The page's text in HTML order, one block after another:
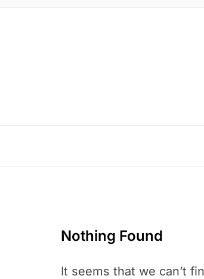
Nothing Found
It seems that we can’t